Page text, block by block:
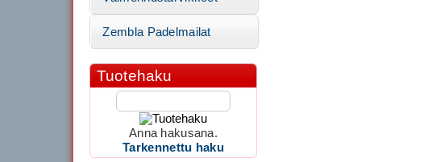
Zembla Padelmailat
Tuotehaku
Anna hakusana.
Tarkennettu haku